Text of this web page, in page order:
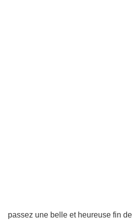
passez une belle et heureuse fin